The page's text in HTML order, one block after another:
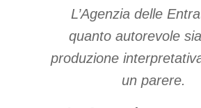
L’Agenzia delle
quanto autorevole
produzione
un parere.